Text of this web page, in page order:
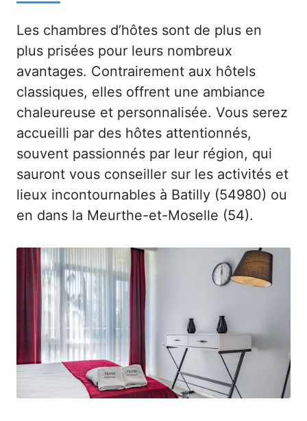
Les chambres d’hôtes sont de plus en
plus prisées pour leurs nombreux
avantages. Contrairement aux hôtels
classiques, elles offrent une ambiance
chaleureuse et personnalisée. Vous serez
accueilli par des hôtes attentionnés,
souvent passionnés par leur région, qui
sauront vous conseiller sur les activités et
lieux incontournables à Batilly (54980) ou
en dans la Meurthe-et-Moselle (54).